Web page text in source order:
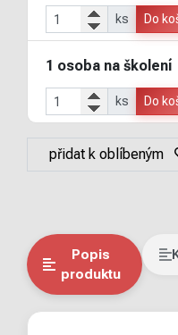
ks
Do
1 osoba na školení
ks
Do
přidat k oblíbeným
Popis
produktu